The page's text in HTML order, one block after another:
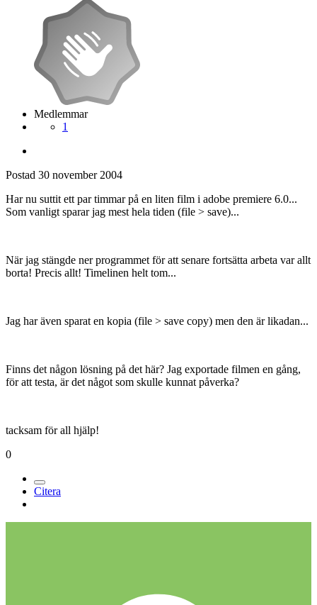
Medlemmar
1
Postad 30 november 2004
Har nu suttit ett par timmar på en liten film i adobe premiere 6.0...
Som vanligt sparar jag mest hela tiden (file > save)...
När jag stängde ner programmet för att senare fortsätta arbeta var allt
borta! Precis allt! Timelinen helt tom...
Jag har även sparat en kopia (file > save copy) men den är likadan...
Finns det någon lösning på det här? Jag exportade filmen en gång,
för att testa, är det något som skulle kunnat påverka?
tacksam för all hjälp!
0
Citera